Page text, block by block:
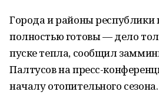
Города и районы республики
полностью готовы — дело
пуске тепла, сообщил
Палтусов на пресс-
началу отопительного